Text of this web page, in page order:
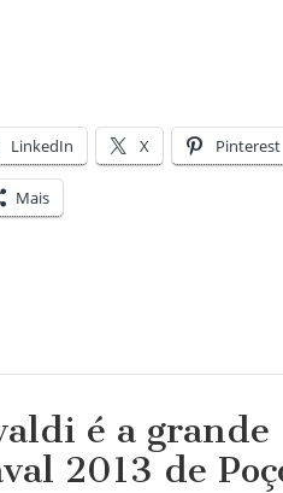
ao
Country
Club
LinkedIn X Pinterest
Mais
é a grande
2013 de